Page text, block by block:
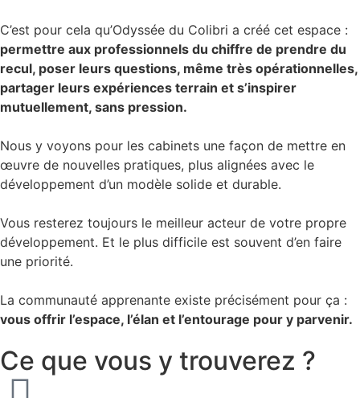
C’est pour cela qu’Odyssée du Colibri a créé cet espace :
permettre aux professionnels du chiffre de prendre du
recul, poser leurs questions, même très opérationnelles,
partager leurs expériences terrain et s’inspirer
mutuellement, sans pression.
Nous y voyons pour les cabinets une façon de mettre en
œuvre de nouvelles pratiques, plus alignées avec le
développement d’un modèle solide et durable.
Vous resterez toujours le meilleur acteur de votre propre
développement. Et le plus difficile est souvent d’en faire
une priorité.
La communauté apprenante existe précisément pour ça :
vous offrir l’espace, l’élan et l’entourage pour y parvenir.
Ce que vous y trouverez ?